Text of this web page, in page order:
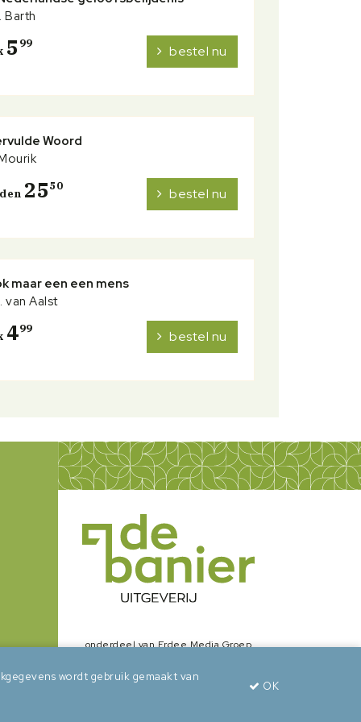
Barth
5 99 bestel nu
Woord
2550 bestel nu
maar een een mens
van Aalst
499 bestel nu
onderdeel van Erdee Media Groep
wordt gebruik gemaakt van
OK